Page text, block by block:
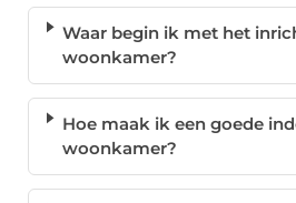
Waar begin ik met het
woonkamer?
Hoe maak ik een goede
woonkamer?